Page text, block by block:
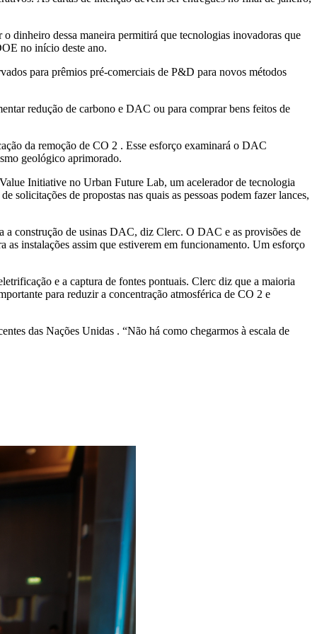
dinheiro dessa maneira permitirá que tecnologias inovadoras que
no início deste ano.
para prêmios pré-comerciais de P&D para novos métodos
redução de carbono e DAC ou para comprar bens feitos de
da remoção de CO 2 . Esse esforço examinará o DAC
geológico aprimorado.
Initiative no Urban Future Lab, um acelerador de tecnologia
solicitações de propostas nas quais as pessoas podem fazer lances,
a construção de usinas DAC, diz Clerc. O DAC e as provisões de
instalações assim que estiverem em funcionamento. Um esforço
e a captura de fontes pontuais. Clerc diz que a maioria
para reduzir a concentração atmosférica de CO 2 e
das Nações Unidas . “Não há como chegarmos à escala de